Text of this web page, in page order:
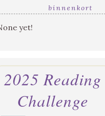
binnenkort
yet!
2025 Reading
Challenge